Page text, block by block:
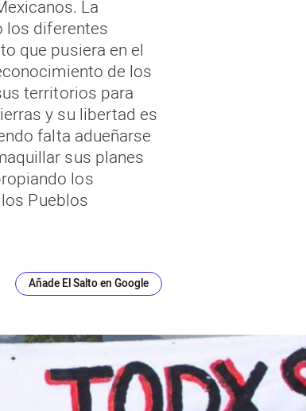
La
los diferentes
que pusiera en el
de los
territorios para
y su libertad es
falta adueñarse
sus planes
los
Pueblos
Añade El Salto en Google